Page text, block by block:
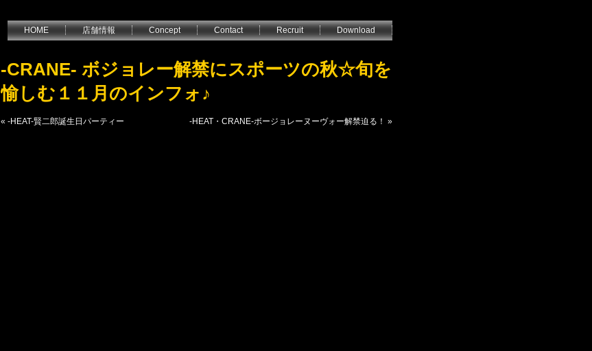
HOME 店舗情報 Concept Contact Recruit Download
-CRANE- ボジョレー解禁にスポーツの秋☆旬を
愉しむ１１月のインフォ♪
« -HEAT-賢二郎誕生日パーティー -HEAT・CRANE-ボージョレーヌーヴォー解禁迫る！ »